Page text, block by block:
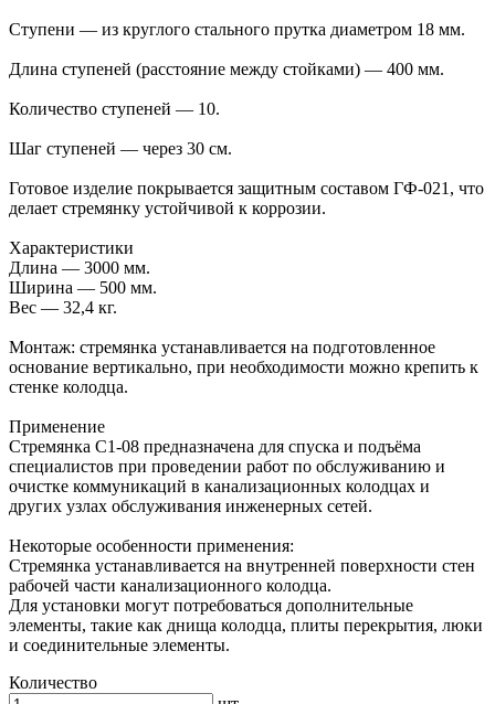
Ступени — из круглого стального прутка диаметром 18 мм.
Длина ступеней (расстояние между стойками) — 400 мм.
Количество ступеней — 10.
Шаг ступеней — через 30 см.
Готовое изделие покрывается защитным составом ГФ-021, что
делает стремянку устойчивой к коррозии.
Характеристики
Длина — 3000 мм.
Ширина — 500 мм.
Вес — 32,4 кг.
Монтаж: стремянка устанавливается на подготовленное
основание вертикально, при необходимости можно крепить к
стенке колодца.
Применение
Стремянка С1-08 предназначена для спуска и подъёма
специалистов при проведении работ по обслуживанию и
очистке коммуникаций в канализационных колодцах и
других узлах обслуживания инженерных сетей.
Некоторые особенности применения:
Стремянка устанавливается на внутренней поверхности стен
рабочей части канализационного колодца.
Для установки могут потребоваться дополнительные
элементы, такие как днища колодца, плиты перекрытия, люки
и соединительные элементы.
Количество